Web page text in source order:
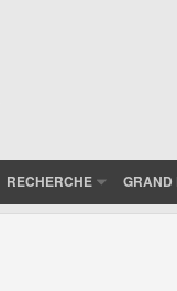
RECHERCHE GRAND